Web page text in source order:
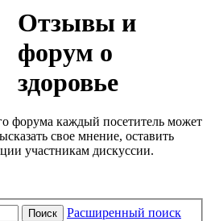
Отзывы и
форум о
здоровье
форума каждый посетитель может
свое мнение, оставить
участникам дискуссии.
Поиск Расширенный поиск